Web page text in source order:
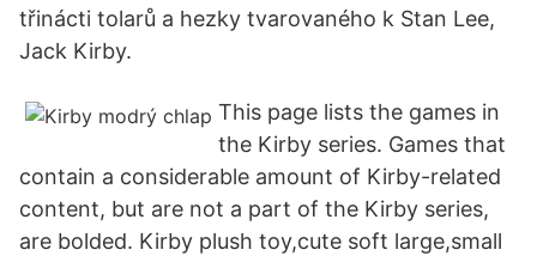
třinácti tolarů a hezky tvarovaného k Stan Lee,
Jack Kirby.
This page lists the games in
the Kirby series. Games that
contain a considerable amount of Kirby-related
content, but are not a part of the Kirby series,
are bolded. Kirby plush toy,cute soft large,small